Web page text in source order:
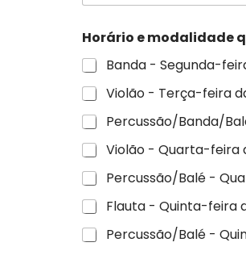
u
m
a
Horário e modalidade
Banda - Segunda-
Violão - Terça-feira
Percussão/Banda/
Violão - Quarta-feira
Percussão/Balé -
Flauta - Quinta-feira
Percussão/Balé -